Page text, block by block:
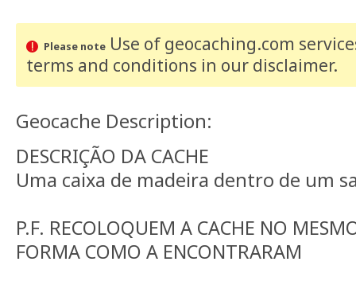
Please noteUse of geocaching.com
terms and conditions in our disclaimer.
Geocache Description:
DESCRIÇÃO DA CACHE
Uma caixa de madeira dentro de um
P.F. RECOLOQUEM A CACHE NO
FORMA COMO A ENCONTRARAM